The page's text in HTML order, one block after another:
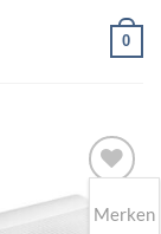
0
Merken